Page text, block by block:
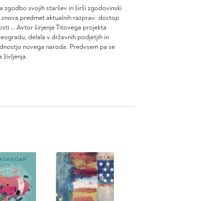
zgodbo svojih staršev in širši zgodovinski
predmet aktualnih razprav: dostop
… Avtor širjenje Titovega projekta
delala v državnih podjetjih in
novega naroda. Predvsem pa se
življenja.